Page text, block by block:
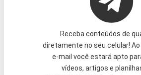
Receba conteúdos de
diretamente no seu celular!
e-mail você estará apto
vídeos, artigos e